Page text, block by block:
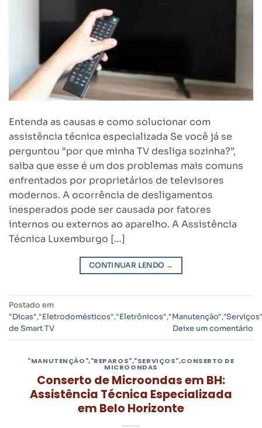
Entenda as causas e como solucionar com
assistência técnica especializada Se você já se
perguntou “por que minha TV desliga sozinha?”,
saiba que esse é um dos problemas mais comuns
enfrentados por proprietários de televisores
modernos. A ocorrência de desligamentos
inesperados pode ser causada por fatores
internos ou externos ao aparelho. A Assistência
Técnica Luxemburgo […]
CONTINUAR LENDO →
Postado em
"Dicas","Eletrodomésticos","Eletrônicos","Manutenção",
de Smart TV
Deixe um comentário
"MANUTENÇÃO","REPAROS","SERVIÇOS",CONSERTO DE
MICROONDAS
Conserto de Microondas em BH:
Assistência Técnica Especializada
em Belo Horizonte